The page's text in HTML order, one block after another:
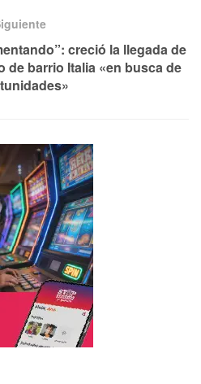
creció la llegada de
de barrio Italia «en busca de